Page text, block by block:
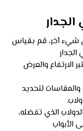
شيء آخر، قم بقياس
الارتفاع والعرض
لتحديد
الذي تفضله،
الأبواب